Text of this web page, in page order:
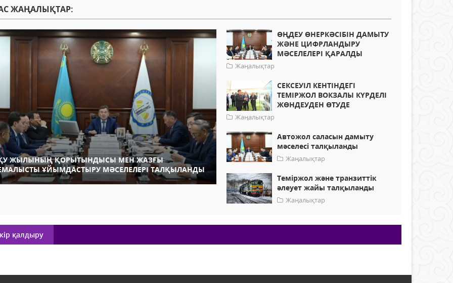
ЖАҢАЛЫҚТАР:
ЖЫЛЫНЫҢ ҚОРЫТЫНДЫСЫ МЕН ЖАЗҒЫ
ҰЙЫМДАСТЫРУ МӘСЕЛЕЛЕРІ ТАЛҚЫЛАНДЫ
ӨҢДЕУ ӨНЕРКӘСІБІН ДАМЫТУ
ЖӘНЕ ЦИФРЛАНДЫРУ
МӘСЕЛЕЛЕРІ ҚАРАЛДЫ
Жаңалықтар
СЕКСЕУІЛ КЕНТІНДЕГІ
ТЕМІРЖОЛ ВОКЗАЛЫ КҮРДЕЛІ
ЖӨНДЕУДЕН ӨТУДЕ
Жаңалықтар
Автожол саласын дамыту
мәселесі талқыланды
Жаңалықтар
Теміржол және транзиттік
әлеует жайы талқыланды
Жаңалықтар
қалдыру